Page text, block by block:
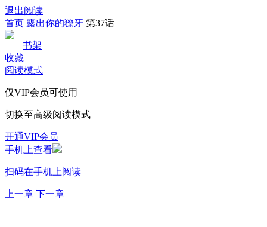
退出阅读
首页 露出你的獠牙 第37话
书架
收藏
阅读模式
仅VIP会员可使用
切换至高级阅读模式
开通VIP会员
手机上查看
扫码在手机上阅读
上一章 下一章